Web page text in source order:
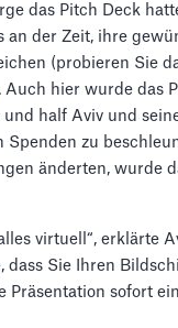
das Pitch Deck
an der Zeit, ihre
(probieren Sie
Auch hier wurde das
und half Aviv und
Spenden zu
änderten, wurde
virtuell“, erklärte
dass Sie Ihren
Präsentation sofort